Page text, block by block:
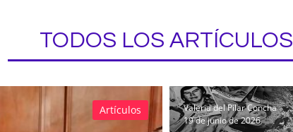
TODOS LOS ARTÍCULOS
Artículos
Valeria del Pilar Concha
19 de junio de 2026